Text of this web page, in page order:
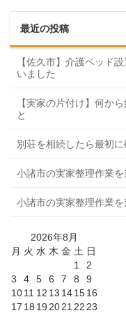
最近の投稿
【佐久市】介護ベッド
いました
【実家の片付け】何か
と
別荘を相続したら最初
小諸市の実家整理作業
小諸市の実家整理作業
2026年8月
月 火 水 木 金 土 日
1
2
3
4 5 6 7 8
9
1011 12 13 141516
17 18 19 2021 22 23